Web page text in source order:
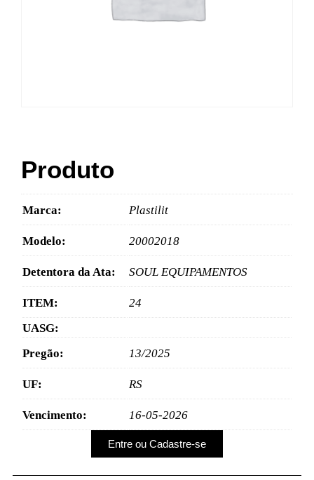
Produto
Marca: Plastilit
Modelo: 20002018
Detentora da Ata: SOUL EQUIPAMENTOS
ITEM:
24
UASG:
Pregão:
13/2025
UF: RS
Vencimento: 16-05-2026
Entre ou Cadastre-se